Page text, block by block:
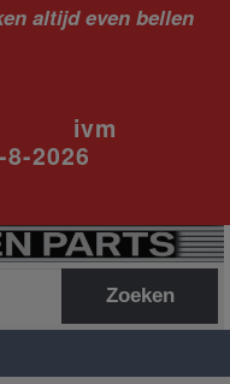
altijd even bellen
2026
Zoeken